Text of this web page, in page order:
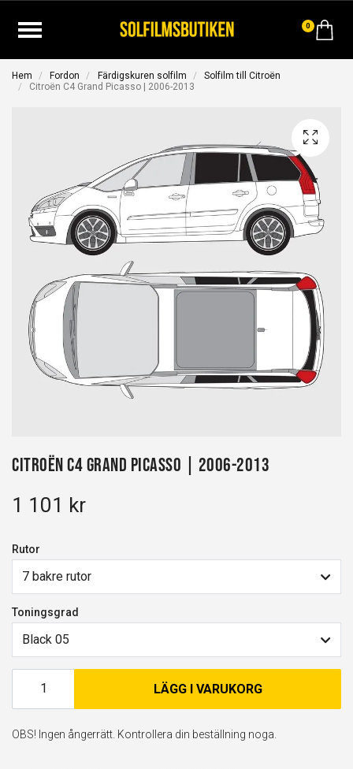
0
Hem Fordon Färdigskuren solfilm
Solfilm till Citroën
Citroën C4 Grand Picasso | 2006-2013
Citroën C4 Grand Picasso | 2006-2013
1 101 kr
Rutor
7 bakre rutor
Toningsgrad
Black 05
LÄGG I VARUKORG
OBS! Ingen ångerrätt. Kontrollera din beställning noga.